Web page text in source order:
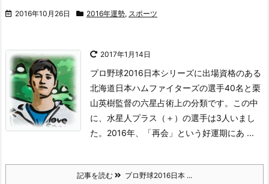
2016年10月26日 2016年運勢, スポーツ
2017年1月14日
プロ野球2016日本シリーズに出場資格のある
北海道日本ハムファイターズの選手40名と栗
山英樹監督の六星占術上の分類です。
この中
に、水星人プラス（＋）の選手は3人いまし
た。 2016年、「再会」という好運期にあ ...
記事を読む プロ野球2016日本 ...